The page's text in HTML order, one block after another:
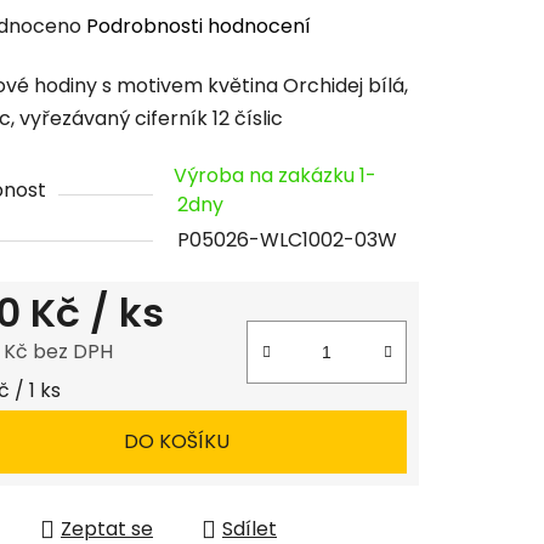
Podrobnosti hodnocení
hodiny s motivem květina Orchidej bílá,
vyřezávaný ciferník 12 číslic
Výroba na zakázku 1-
2dny
P05026-WLC1002-03W
Kč / ks
Kč bez DPH
cena:
/ 1 ks
DO KOŠÍKU
Zeptat se Sdílet